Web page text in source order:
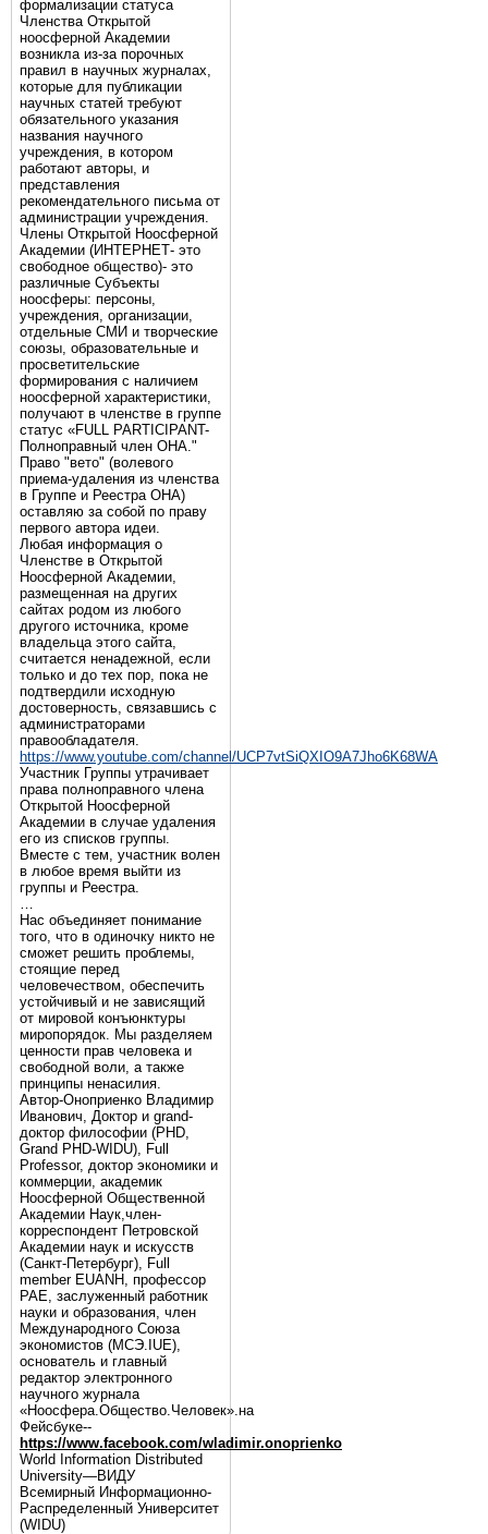
формализации статуса
Членства Открытой
ноосферной Академии
возникла из-за порочных
правил в научных журналах,
которые для публикации
научных статей требуют
обязательного указания
названия научного
учреждения, в котором
работают авторы, и
представления
рекомендательного письма от
администрации учреждения.
Члены Открытой Ноосферной
Академии (ИНТЕРНЕТ- это
свободное общество)- это
различные Субъекты
ноосферы: персоны,
учреждения, организации,
отдельные СМИ и творческие
союзы, образовательные и
просветительские
формирования с наличием
ноосферной характеристики,
получают в членстве в группе
статус «FULL PARTICIPANT-
Полноправный член ОНА."
Право "вето" (волевого
приема-удаления из членства
в Группе и Реестра ОНА)
оставляю за собой по праву
первого автора идеи.
Любая информация о
Членстве в Открытой
Ноосферной Академии,
размещенная на других
сайтах родом из любого
другого источника, кроме
владельца этого сайта,
считается ненадежной, если
только и до тех пор, пока не
подтвердили исходную
достоверность, связавшись с
администраторами
правообладателя.
https://www.youtube.com/channel/UCP7vtSiQXIO9A7Jho6K68WA
Участник Группы утрачивает
права полноправного члена
Открытой Ноосферной
Академии в случае удаления
его из списков группы.
Вместе с тем, участник волен
в любое время выйти из
группы и Реестра.
…
Нас объединяет понимание
того, что в одиночку никто не
сможет решить проблемы,
стоящие перед
человечеством, обеспечить
устойчивый и не зависящий
от мировой конъюнктуры
миропорядок. Мы разделяем
ценности прав человека и
свободной воли, а также
принципы ненасилия.
Автор-Оноприенко Владимир
Иванович, Доктор и grand-
доктор философии (PHD,
Grand PHD-WIDU), Full
Professor, доктор экономики и
коммерции, академик
Ноосферной Общественной
Академии Наук,член-
корреспондент Петровской
Академии наук и искусств
(Санкт-Петербург), Full
member EUANH, профессор
РАЕ, заслуженный работник
науки и образования, член
Международного Союза
экономистов (МСЭ.IUE),
основатель и главный
редактор электронного
научного журнала
«Ноосфера.Общество.Человек».на
Фейсбуке--
https://www.facebook.com/wladimir.onoprienko
World Information Distributed
University—ВИДУ
Всемирный Информационно-
Распределенный Университет
(WIDU)